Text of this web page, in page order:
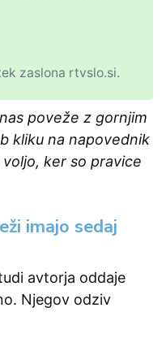
zaslona rtvslo.si.
poveže z gornjim
kliku na napovednik
ker so pravice
imajo sedaj
avtorja oddaje
Njegov odziv